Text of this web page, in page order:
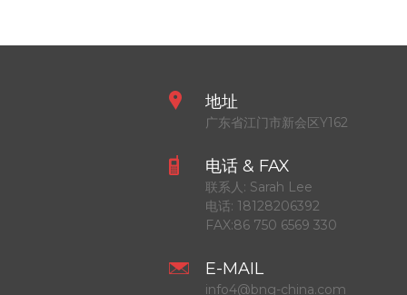
地址
广东省江门市新会区Y162
电话 & FAX
联系人: Sarah Lee
电话: 18128206392
FAX:86 750 6569 330
E-MAIL
info4@bng-china.com